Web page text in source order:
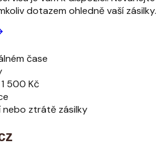
dotazem ohledně vaší zásilky.
čase
500 Kč
ztrátě zásilky